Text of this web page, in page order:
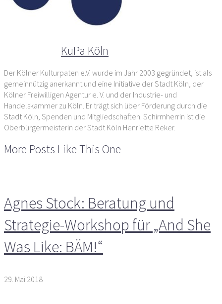
KuPa Köln
Der Kölner Kulturpaten e.V. wurde im Jahr 2003 gegründet, ist als
gemeinnützig anerkannt und eine Initiative der Stadt Köln, der
Kölner Freiwilligen Agentur e. V. und der Industrie- und
Handelskammer zu Köln. Er trägt sich über Förderung durch die
Stadt Köln, Spenden und Mitgliedschaften. Schirmherrin ist die
Oberbürgermeisterin der Stadt Köln Henriette Reker.
More Posts Like This One
Agnes Stock: Beratung und
Strategie-Workshop für „And She
Was Like: BÄM!“
29. Mai 2018